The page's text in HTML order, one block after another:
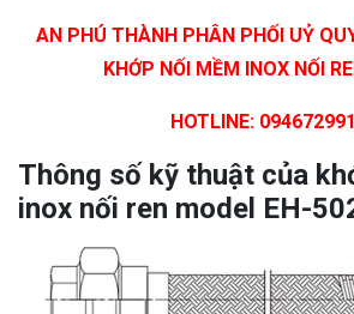
AN PHÚ THÀNH PHÂN PHỐI UỶ
KHỚP NỐI MỀM INOX NỐI
HOTLINE:
Thông số kỹ thuật của
inox nối ren model EH-